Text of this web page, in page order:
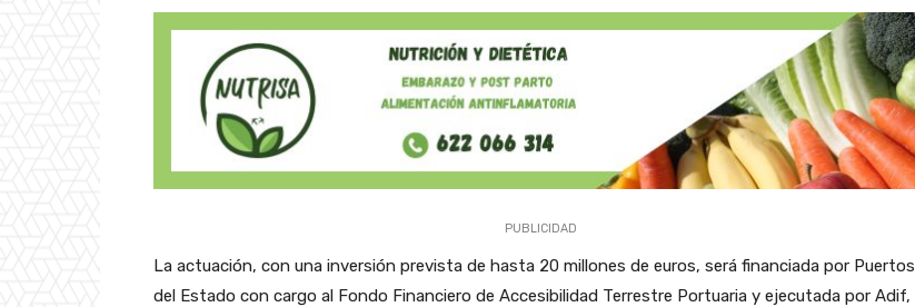
PUBLICIDAD
La actuación, con una inversión prevista de hasta 20 millones de euros, será financiada por Puertos
del Estado con cargo al Fondo Financiero de Accesibilidad Terrestre Portuaria y ejecutada por Adif,